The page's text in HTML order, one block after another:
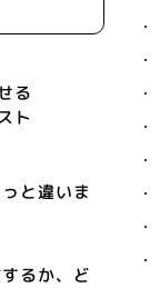
る
ト
と違いま
るか、ど